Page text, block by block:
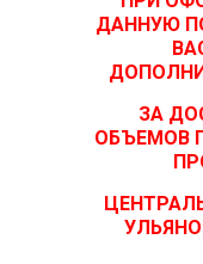
ДАННУЮ
ЗА
ОБЪЕМОВ